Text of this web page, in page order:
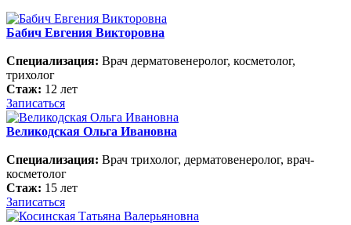
Бабич Евгения Викторовна
Специализация: Врач дерматовенеролог, косметолог,
трихолог
Стаж: 12 лет
Записаться
Великодская Ольга Ивановна
Специализация: Врач трихолог, дерматовенеролог, врач-
косметолог
Стаж: 15 лет
Записаться